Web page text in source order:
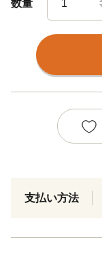
数量
支払い方法